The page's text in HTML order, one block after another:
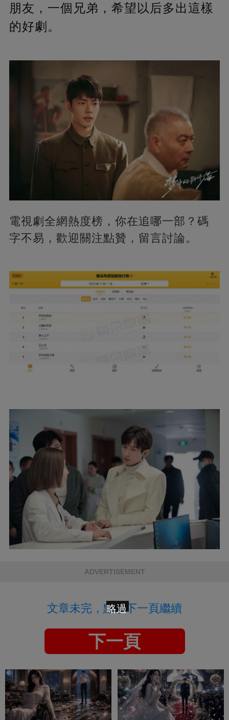
朋友，一個兄弟，希望以后多出這樣
的好劇。
電視劇全網熱度榜，你在追哪一部？碼
字不易，歡迎關注點贊，留言討論。
ADVERTISEMENT
文章未完，點擊下一頁繼續
下一頁
略過